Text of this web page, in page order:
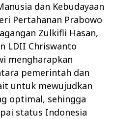
dan Kebudayaan
Pertahanan Prabowo
Zulkifli Hasan,
LDII Chriswanto
mengharapkan
pemerintah dan
untuk mewujudkan
optimal, sehingga
status Indonesia